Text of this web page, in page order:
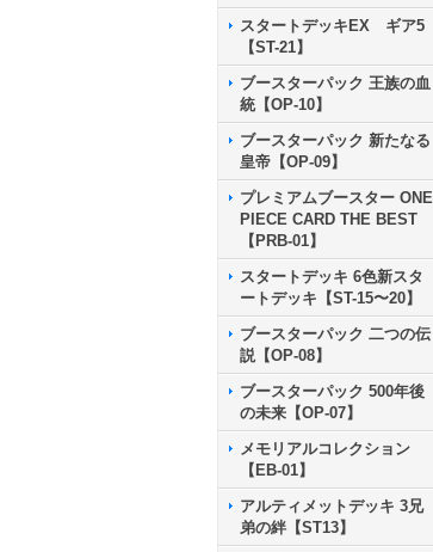
スタートデッキEX ギア5
【ST-21】
ブースターパック 王族の血
統【OP-10】
ブースターパック 新たなる
皇帝【OP-09】
プレミアムブースター ONE
PIECE CARD THE BEST
【PRB-01】
スタートデッキ 6色新スタ
ートデッキ【ST-15〜20】
ブースターパック 二つの伝
説【OP-08】
ブースターパック 500年後
の未来【OP-07】
メモリアルコレクション
【EB-01】
アルティメットデッキ 3兄
弟の絆【ST13】